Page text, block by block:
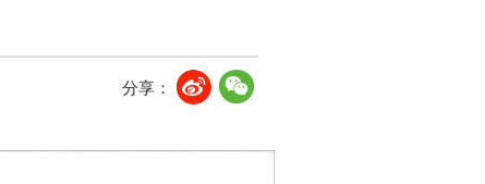
分享：